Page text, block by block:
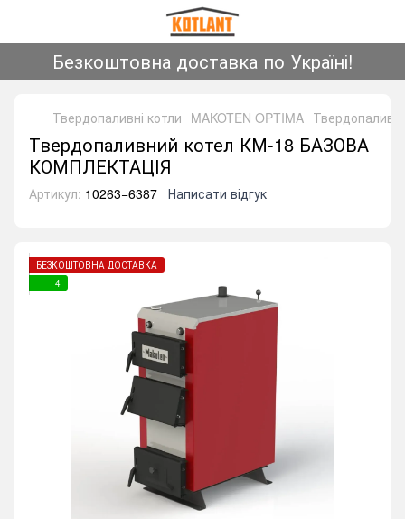
Безкоштовна доставка по Україні!
Твердопаливні котли MAKOTEN OPTIMA
Твердопаливний котел КМ-18 БАЗОВА
КОМПЛЕКТАЦІЯ
Артикул: 10263−6387 Написати відгук
БЕЗКОШТОВНА ДОСТАВКА
4